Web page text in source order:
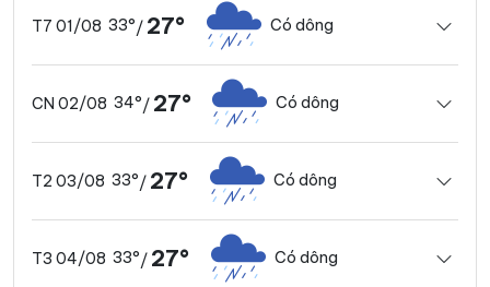
T7 01/08 33°/ 27° Có dông
CN 02/08 34°/ 27° Có dông
T2 03/08 33°/ 27° Có dông
T3 04/08 33°/ 27° Có dông